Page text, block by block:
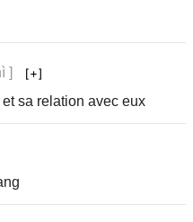
]
sa relation avec eux